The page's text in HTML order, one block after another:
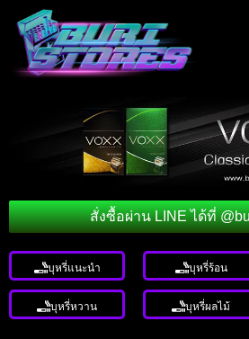
สั่งซื้อผ่าน LINE ได้ที่
บุหรี่แนะนำ
บุหรี่หวาน
บุหรี่ร้อน
บุหรี่ผลไม้